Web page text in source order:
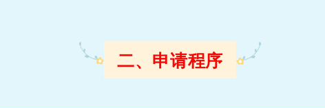
二、申请程序